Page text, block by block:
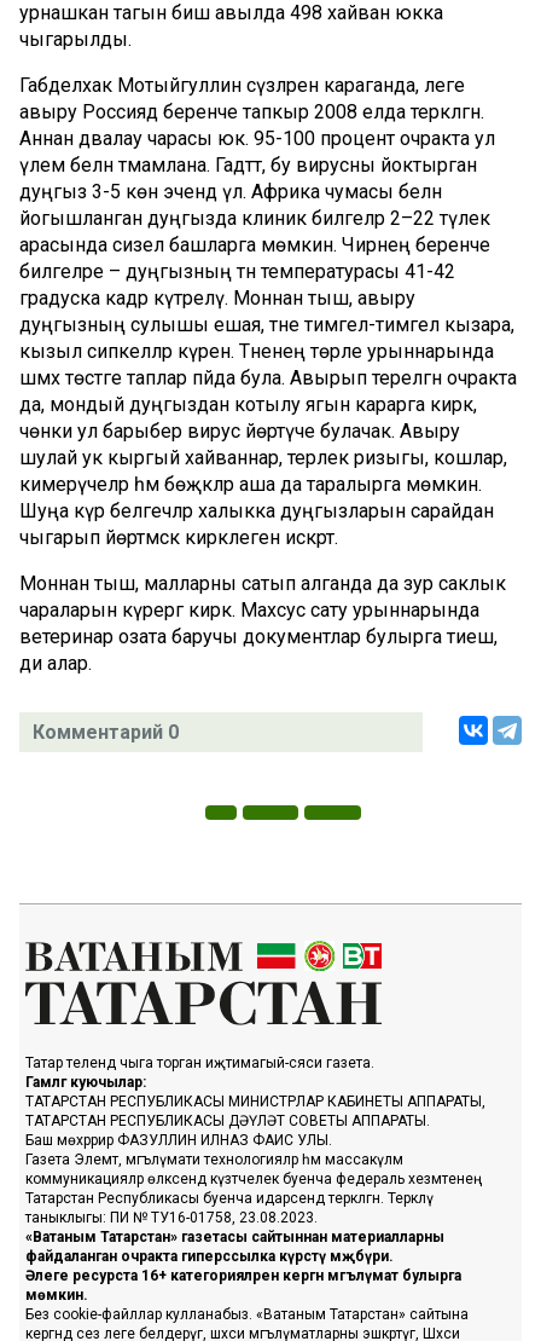
урнашкан тагын биш авылда 498 хайван юкка
чыгарылды.
Габделхак Мотыйгуллин сүзләренә караганда, әлеге
авыру Россиядә беренче тапкыр 2008 елда теркәлгән.
Аннан дәвалау чарасы юк. 95-100 процент очракта ул
үлем белән тәмамлана. Гадәттә, бу вирусны йоктырган
дуңгыз 3-5 көн эчендә үлә. Африка чумасы белән
йогышланган дуңгызда клиник билгеләр 2–22 тәүлек
арасында сизелә башларга мөмкин. Чирнең беренче
билгеләре – дуңгызның тән температурасы 41-42
градуска кадәр күтәрелү. Моннан тыш, авыру
дуңгызның сулышы ешая, тәне тимгел-тимгел кызара,
кызыл сипкелләр күренә. Тәненең төрле урыннарында
шәмәхә төстәге таплар пәйда була. Авырып терелгән очракта
да, мондый дуңгыздан котылу ягын карарга кирәк,
чөнки ул барыбер вирус йөртүче булачак. Авыру
шулай ук кыргый хайваннар, терлек ризыгы, кошлар,
кимерүчеләр һәм бөҗәкләр аша да таралырга мөмкин.
Шуңа күрә белгечләр халыкка дуңгызларын сарайдан
чыгарып йөртмәскә кирәклеген искәртә.
Моннан тыш, малларны сатып алганда да зур саклык
чараларын күрергә кирәк. Махсус сату урыннарында
ветеринар озата баручы документлар булырга тиеш,
ди алар.
Комментарий 0
Татар телендә чыга торган иҗтимагый-сәяси газета.
Гамәлгә куючылар:
ТАТАРСТАН РЕСПУБЛИКАСЫ МИНИСТРЛАР КАБИНЕТЫ АППАРАТЫ,
ТАТАРСТАН РЕСПУБЛИКАСЫ ДӘҮЛӘТ СОВЕТЫ АППАРАТЫ.
Баш мөхәррир ФАЗУЛЛИН ИЛНАЗ ФАИС УЛЫ.
Газета Элемтә, мәгълүмати технологияләр һәм массакүләм
коммуникацияләр өлкәсендә күзәтчелек буенча федераль хезмәтенең
Татарстан Республикасы буенча идарәсендә теркәлгән. Теркәлү
таныклыгы: ПИ № ТУ16-01758, 23.08.2023.
«Ватаным Татарстан» газетасы сайтыннан материалларны
файдаланган очракта гиперссылка күрсәтү мәҗбүри.
Әлеге ресурста 16+ категорияләренә кергән мәгълүмат булырга
мөмкин.
Без cookie-файллар кулланабыз. «Ватаным Татарстан» сайтына
кергәндә сез әлеге белдерүгә, шәхси мәгълүматларны эшкәртүгә, Шәхси